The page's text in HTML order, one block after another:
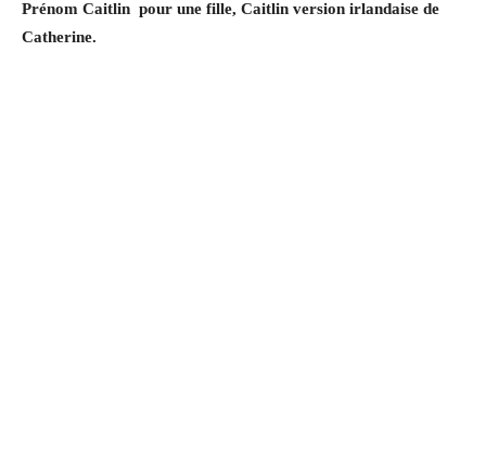
Prénom Caitlin pour une fille, Caitlin version irlandaise de
Catherine.